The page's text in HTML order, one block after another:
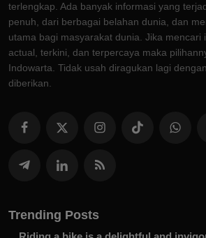
terlengkap. Ada banyak informasi yang
penuh, dari berbagai belahan dunia, dan
utama bagi masyarakat dunia. Jika mencari
actual, terkini, dan terpercaya maka
Indowarta. Tidak usah diragukan lagi
diberikan.
Trending Posts